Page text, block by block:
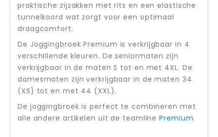
praktische zijzakken met rits en een elastische
tunnelkoord wat zorgt voor een optimaal
draagcomfort.
De Joggingbroek Premium is verkrijgbaar in 4
verschillende kleuren. De seniormaten zijn
verkrijgbaar in de maten S tot en met 4XL. De
damesmaten zijn verkrijgbaar in de maten 34
(XS) tot en met 44 (XXL).
De joggingbroek is perfect te combineren met
alle andere artikelen uit de teamlinePremium.